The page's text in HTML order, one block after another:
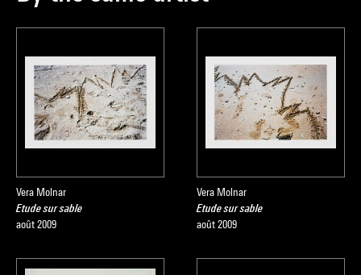
Vera Molnar
Etude sur sable
août 2009
Vera Molnar
Etude sur sable
août 2009